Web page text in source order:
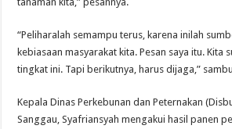
“Peliharalah semampu terus, karena inilah
kebiasaan masyarakat kita. Pesan saya itu. Kita
tingkat ini. Tapi berikutnya, harus dijaga,”
Kepala Dinas Perkebunan dan Peternakan
Sanggau, Syafriansyah mengakui hasil panen